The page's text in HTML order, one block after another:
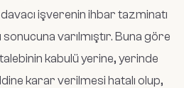
işverenin ihbar tazminatı
varılmıştır. Buna göre
kabulü yerine, yerinde
karar verilmesi hatalı olup,